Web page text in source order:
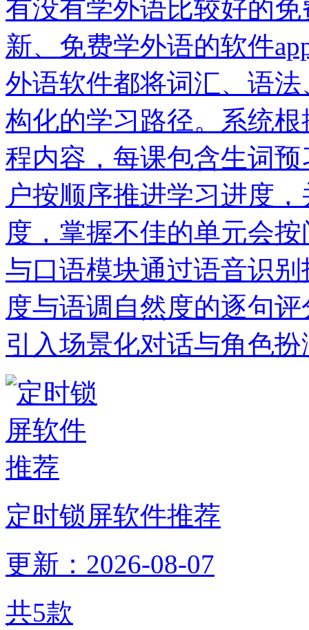
有没有学外语比较好的
新、免费学外语的软件
外语软件都将词汇、语
构化的学习路径。系统
程内容，每课包含生词
户按顺序推进学习进度
度，掌握不佳的单元会
与口语模块通过语音识
度与语调自然度的逐句
引入场景化对话与角色
定时锁屏软件推荐
更新：2026-08-07
共5款